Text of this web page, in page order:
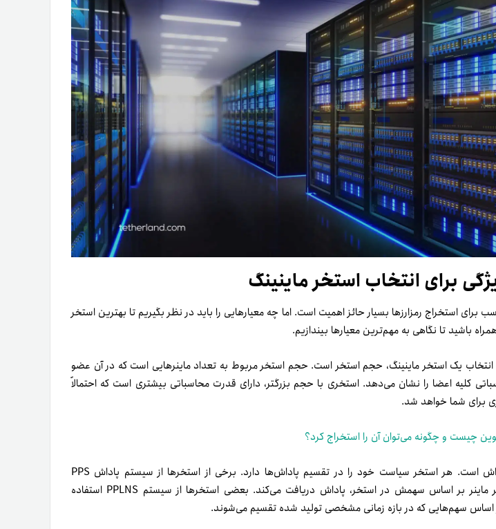
برای انتخاب استخر ماینینگ
برای استخراج رمزارز‌ها بسیار حائز اهمیت است. اما چه معیار‌هایی را باید در نظر بگیریم تا بهترین استخر
باشید تا نگاهی به مهم‌ترین معیار‌ها بیندازیم.
انتخاب یک استخر ماینینگ، حجم استخر است. حجم استخر مربوط به تعداد ماینر‌هایی است که در آن عضو
کلیه اعضا را نشان می‌دهد. استخری با حجم بزرگتر، دارای قدرت محاسباتی بیشتری است که احتمالاً
برای شما خواهد شد.
چیست و چگونه می‌توان آن را استخراج کرد؟
معیار بعدی، نوع پاداش است. هر استخر سیاست خود را در تقسیم پاداش‌ها دارد. برخی از استخر‌ها از سیستم پاداش PPS
استفاده می‌کنند و هر ماینر بر اساس سهمش در استخر، پاداش دریافت می‌کند. بعضی استخر‌ها از سیستم PPLNS استفاده
اساس سهم‌هایی که در بازه زمانی مشخصی تولید شده تقسیم می‌شوند.